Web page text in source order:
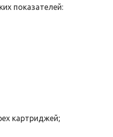
показателей:
картриджей;